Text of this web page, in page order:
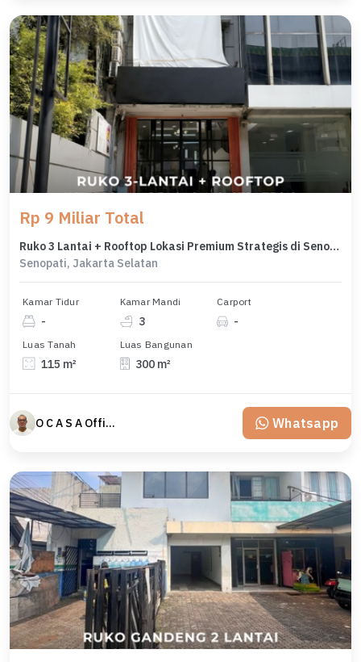
Rp 9 Miliar Total
Ruko 3 Lantai + Rooftop Lokasi Premium Strategis di Senopati Area
Senopati, Jakarta Selatan
Kamar Tidur
-
Kamar Mandi
3
Carport
-
Luas Tanah
115 m²
Luas Bangunan
300 m²
O C A S A Official property perfected Whatsapp